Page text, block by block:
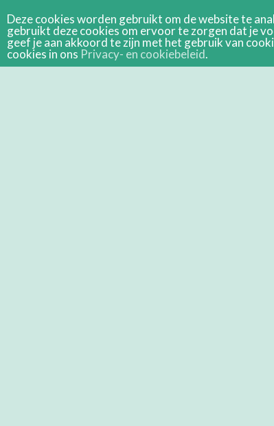
Deze cookies worden gebruikt om de website te
gebruikt deze cookies om ervoor te zorgen dat je
geef je aan akkoord te zijn met het gebruik van
cookies in ons Privacy- en cookiebeleid.